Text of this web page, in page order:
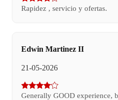
Rapidez , servicio y ofertas.
Edwin Martinez II
21-05-2026
Generally GOOD experience,